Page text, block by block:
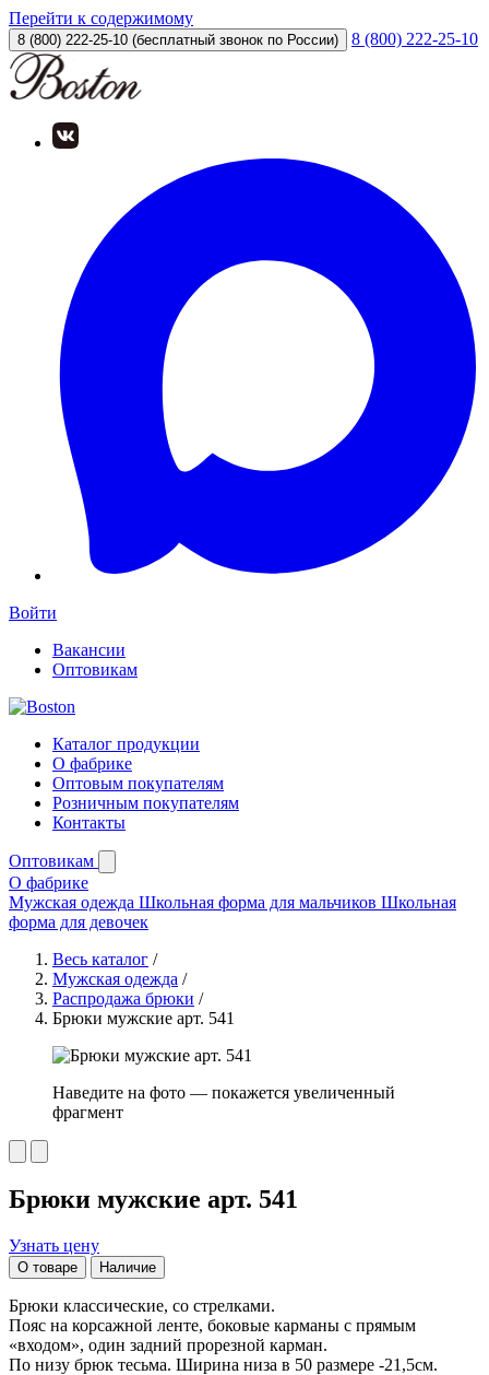
Перейти к содержимому
8 (800) 222-25-10 (бесплатный звонок по России) 8 (800) 222-25-10
Войти
Вакансии
Оптовикам
Каталог продукции
О фабрике
Оптовым покупателям
Розничным покупателям
Контакты
Оптовикам
О фабрике
Мужская одежда Школьная форма для мальчиков Школьная
форма для девочек
Весь каталог /
Мужская одежда /
Распродажа брюки /
Брюки мужские арт. 541
Наведите на фото — покажется увеличенный
фрагмент
Брюки мужские арт. 541
Узнать цену
О товаре Наличие
Брюки классические, со стрелками.
Пояс на корсажной ленте, боковые карманы с прямым
«входом», один задний прорезной карман.
По низу брюк тесьма. Ширина низа в 50 размере -21,5см.